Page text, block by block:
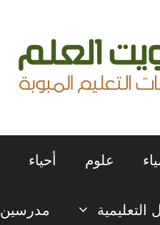
علوم أحياء
التعليمية مدرسين